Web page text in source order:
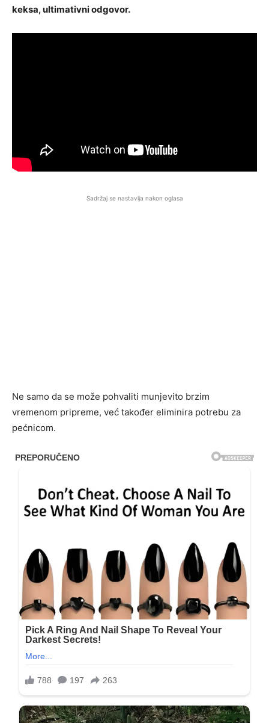
keksa, ultimativni odgovor.
Sadržaj se nastavlja nakon oglasa
Ne samo da se može pohvaliti munjevito brzim
vremenom pripreme, već također eliminira potrebu za
pećnicom.